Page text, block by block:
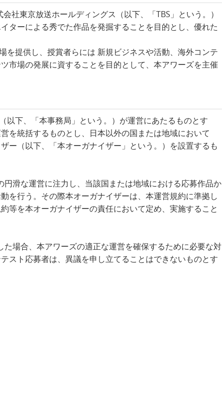
社東京放送ホールディングス（以下、「TBS」という。）
ターによる秀でた作品を発掘することを目的とし、優れた
を提供し、授賞者らには 新規ビジネスや活動、海外コンテ
市場の発展に資することを目的として、本アワーズを主催
下、「本事務局」という。）が運営にあたるものとす
を統括するものとし、日本以外の国または地域において
ー（以下、「本オーガナイザー」という。）を設置するも
滑な運営に注力し、当該国または地域における応募作品か
を行う。その際本オーガナイザーは、本運営規約に準拠し
等を本オーガナイザーの責任において定め、実施すること
場合、本アワーズの適正な運営を確保するために必要な対
スト応募者は、異議を申し立てることはできないものとす